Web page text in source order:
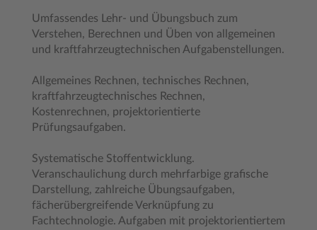
Umfassendes Lehr- und Übungsbuch zum
Verstehen, Berechnen und Üben von allgemeinen
und kraftfahrzeugtechnischen Aufgabenstellungen.
Allgemeines Rechnen, technisches Rechnen,
kraftfahrzeugtechnisches Rechnen,
Kostenrechnen, projektorientierte
Prüfungsaufgaben.
Systematische Stoffentwicklung.
Veranschaulichung durch mehrfarbige grafische
Darstellung, zahlreiche Übungsaufgaben,
fächerübergreifende Verknüpfung zu
Fachtechnologie. Aufgaben mit projektorientiertem